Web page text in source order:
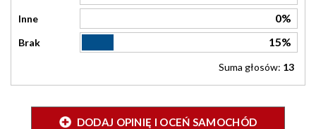
Inne 0%
Brak 15%
Suma głosów: 13
DODAJ OPINIĘ I OCEŃ SAMOCHÓD